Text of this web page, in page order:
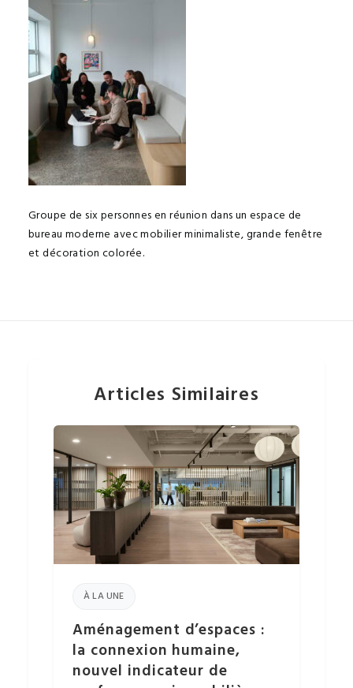
Groupe de six personnes en réunion dans un espace de
bureau moderne avec mobilier minimaliste, grande fenêtre
et décoration colorée.
Articles Similaires
À LA UNE
Aménagement d’espaces :
la connexion humaine,
nouvel indicateur de